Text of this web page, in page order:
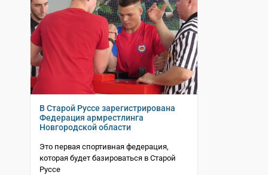
В Старой Руссе зарегистрирована
Федерация армрестлинга
Новгородской области
Это первая спортивная федерация,
которая будет базироваться в Старой
Руссе